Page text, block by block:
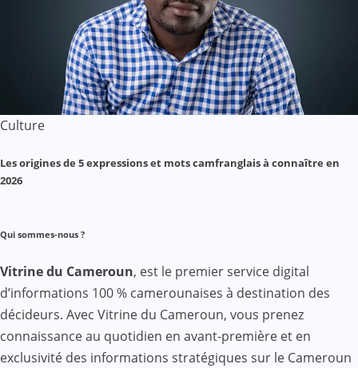
Culture
Les origines de 5 expressions et mots camfranglais à connaître en
2026
Qui sommes-nous ?
Vitrine du Cameroun, est le premier service digital
d’informations 100 % camerounaises à destination des
décideurs. Avec Vitrine du Cameroun, vous prenez
connaissance au quotidien en avant-première et en
exclusivité des informations stratégiques sur le Cameroun